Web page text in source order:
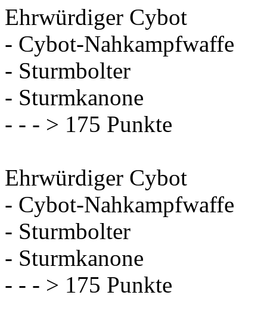
Ehrwürdiger Cybot
- Cybot-Nahkampfwaffe
- Sturmbolter
- Sturmkanone
- - - > 175 Punkte
Ehrwürdiger Cybot
- Cybot-Nahkampfwaffe
- Sturmbolter
- Sturmkanone
- - - > 175 Punkte